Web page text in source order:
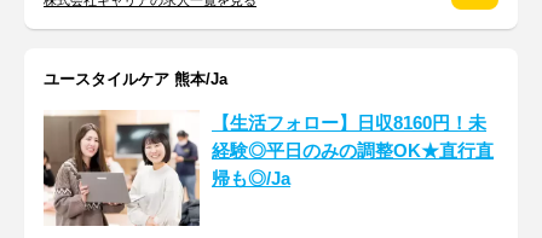
ユースタイルケア 熊本/Ja
【生活フォロー】日収8160円！未
経験◎平日のみの調整OK★直行直
帰も◎/Ja